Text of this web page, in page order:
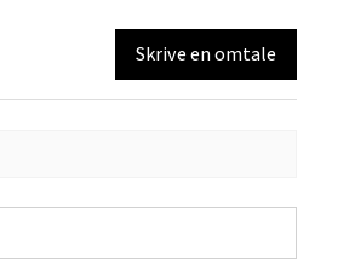
Skrive en omtale